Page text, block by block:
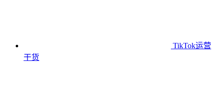
TikTok运营
干货